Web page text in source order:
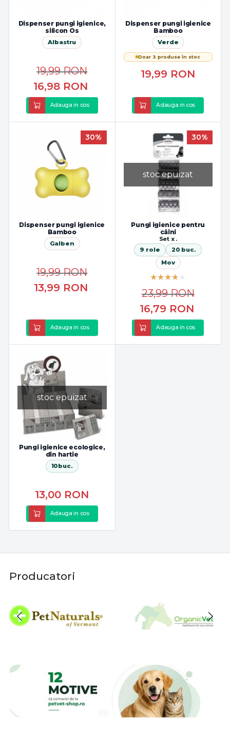
Dispenser pungi igienice,
silicon Os
Albastru
16,98 RON
19,99RON
Adauga in cos
Dispenser pungi igienice
Bamboo
Verde
Doar 3 produse în stoc
19,99 RON
Adauga in cos
30%
Dispenser pungi igienice
Bamboo
Galben
13,99 RON
19,99RON
Adauga in cos
stoc epuizat
30%
Pungi igienice pentru
câini
Set x .
9 role
20 buc.
Mov
16,79 RON
23,99RON
Adauga in cos
stoc epuizat
Pungi igienice ecologice,
din hartie
10buc.
13,00 RON
Adauga in cos
Producatori